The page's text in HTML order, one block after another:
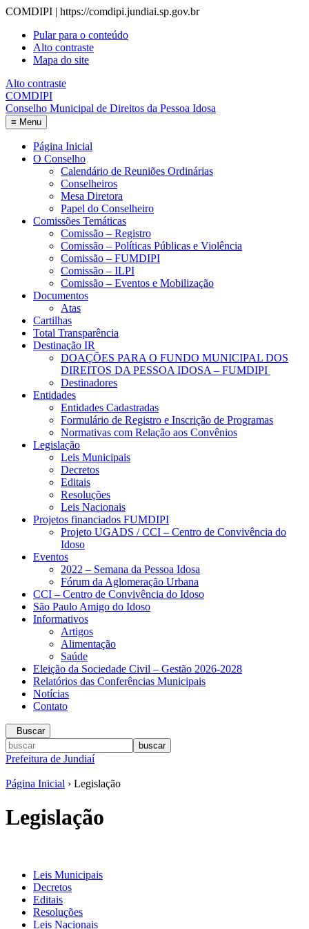
COMDIPI | https://comdipi.jundiai.sp.gov.br
Pular para o conteúdo
Alto contraste
Mapa do site
Alto contraste
COMDIPI
Conselho Municipal de Direitos da Pessoa Idosa
≡ Menu
Página Inicial
O Conselho
Calendário de Reuniões Ordinárias
Conselheiros
Mesa Diretora
Papel do Conselheiro
Comissões Temáticas
Comissão – Registro
Comissão – Políticas Públicas e Violência
Comissão – FUMDIPI
Comissão – ILPI
Comissão – Eventos e Mobilização
Documentos
Atas
Cartilhas
Total Transparência
Destinação IR
DOAÇÕES PARA O FUNDO MUNICIPAL DOS
DIREITOS DA PESSOA IDOSA – FUMDIPI
Destinadores
Entidades
Entidades Cadastradas
Formulário de Registro e Inscrição de Programas
Normativas com Relação aos Convênios
Legislação
Leis Municipais
Decretos
Editais
Resoluções
Leis Nacionais
Projetos financiados FUMDIPI
Projeto UGADS / CCI – Centro de Convivência do
Idoso
Eventos
2022 – Semana da Pessoa Idosa
Fórum da Aglomeração Urbana
CCI – Centro de Convivência do Idoso
São Paulo Amigo do Idoso
Informativos
Artigos
Alimentação
Saúde
Eleição da Sociedade Civil – Gestão 2026-2028
Relatórios das Conferências Municipais
Notícias
Contato
Buscar
Prefeitura de Jundiaí
Página Inicial › Legislação
Legislação
Leis Municipais
Decretos
Editais
Resoluções
Leis Nacionais